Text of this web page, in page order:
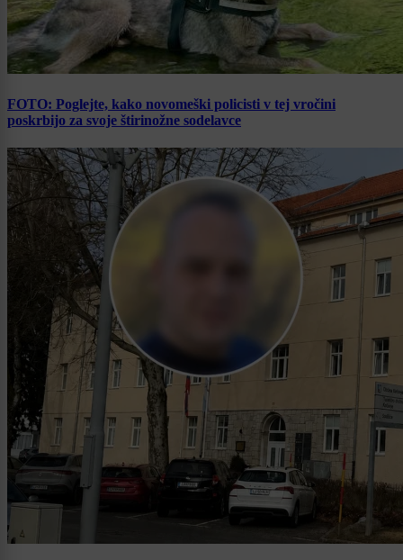
FOTO: Poglejte, kako novomeški policisti v tej vročini
poskrbijo za svoje štirinožne sodelavce